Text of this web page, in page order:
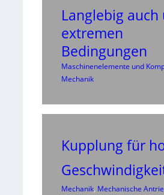
Langlebig
extremen
Bedingungen
Maschinenelemente und
Mechanik
Kupplung für
Mechanik, Mechanische